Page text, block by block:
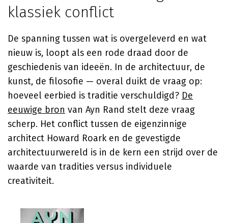
klassiek conflict
De spanning tussen wat is overgeleverd en wat
nieuw is, loopt als een rode draad door de
geschiedenis van ideeën. In de architectuur, de
kunst, de filosofie — overal duikt de vraag op:
hoeveel eerbied is traditie verschuldigd? De
eeuwige bron van Ayn Rand stelt deze vraag
scherp. Het conflict tussen de eigenzinnige
architect Howard Roark en de gevestigde
architectuurwereld is in de kern een strijd over de
waarde van tradities versus individuele
creativiteit.